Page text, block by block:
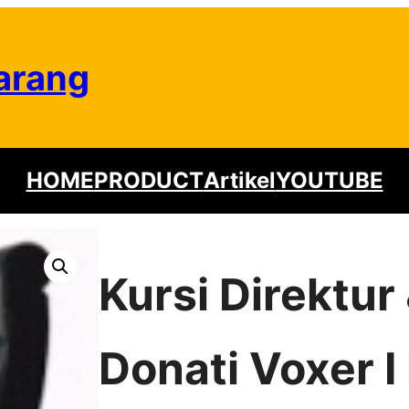
HOMEPRODUCTArtikelYOUTUBE
Kursi Direktur
Donati Voxer